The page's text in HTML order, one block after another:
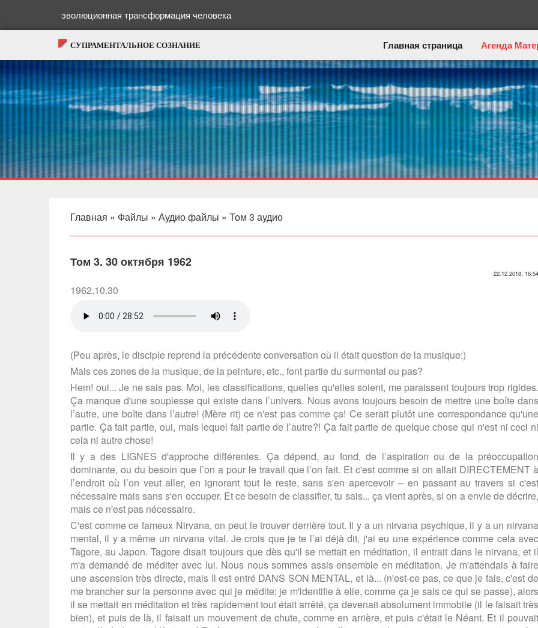
эволюционная трансформация человека
СУПРАМЕНТАЛЬНОЕ СОЗНАНИЕ Главная страница Агенда
Главная » Файлы » Аудио файлы » Том 3 аудио
Том 3. 30 октября 1962
22.12.2018, 16:54
1962.10.30
(Peu après, le disciple reprend la précédente conversation où il était question de la musique:)
Mais ces zones de la musique, de la peinture, etc., font partie du surmental ou pas?
Hem! oui... Je ne sais pas. Moi, les classifications, quelles qu'elles soient, me paraissent toujours trop rigides.
Ça manque d'une souplesse qui existe dans l’univers. Nous avons toujours besoin de mettre une boîte dans
l’autre, une boîte dans l’autre! (Mère rit) ce n'est pas comme ça! Ce serait plutôt une correspondance qu'une
partie. Ça fait partie, oui, mais lequel fait partie de l’autre?! Ça fait partie de quelque chose qui n'est ni ceci ni
cela ni autre chose!
Il y a des LIGNES d'approche différentes. Ça dépend, au fond, de l’aspiration ou de la préoccupation
dominante, ou du besoin que l’on a pour le travail que l’on fait. Et c'est comme si on allait DIRECTEMENT à
l’endroit où l’on veut aller, en ignorant tout le reste, sans s'en apercevoir – en passant au travers si c'est
nécessaire mais sans s'en occuper. Et ce besoin de classifier, tu sais... ça vient après, si on a envie de décrire,
mais ce n'est pas nécessaire.
C'est comme ce fameux Nirvana, on peut le trouver derrière tout. Il y a un nirvana psychique, il y a un nirvana
mental, il y a même un nirvana vital. Je crois que je te l’ai déjà dit, j'ai eu une expérience comme cela avec
Tagore, au Japon. Tagore disait toujours que dès qu'il se mettait en méditation, il entrait dans le nirvana, et il
m'a demandé de méditer avec lui. Nous nous sommes assis ensemble en méditation. Je m'attendais à faire
une ascension très directe, mais il est entré DANS SON MENTAL, et là... (n'est-ce pas, ce que je fais, c'est de
me brancher sur la personne avec qui je médite: je m'identifie à elle, comme ça je sais ce qui se passe), alors
il se mettait en méditation et très rapidement tout était arrêté, ça devenait absolument immobile (il le faisait très
bien), et puis de là, il faisait un mouvement de chute, comme en arrière, et puis c'était le Néant. Et il pouvait